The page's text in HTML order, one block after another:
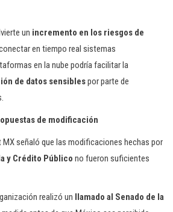
un incremento en los riesgos de
en tiempo real sistemas
en la nube podría facilitar la
de datos sensiblespor parte de
de modificación
señaló que las modificaciones hechas por
y Crédito Público no fueron suficientes
realizó un llamado al Senado de la